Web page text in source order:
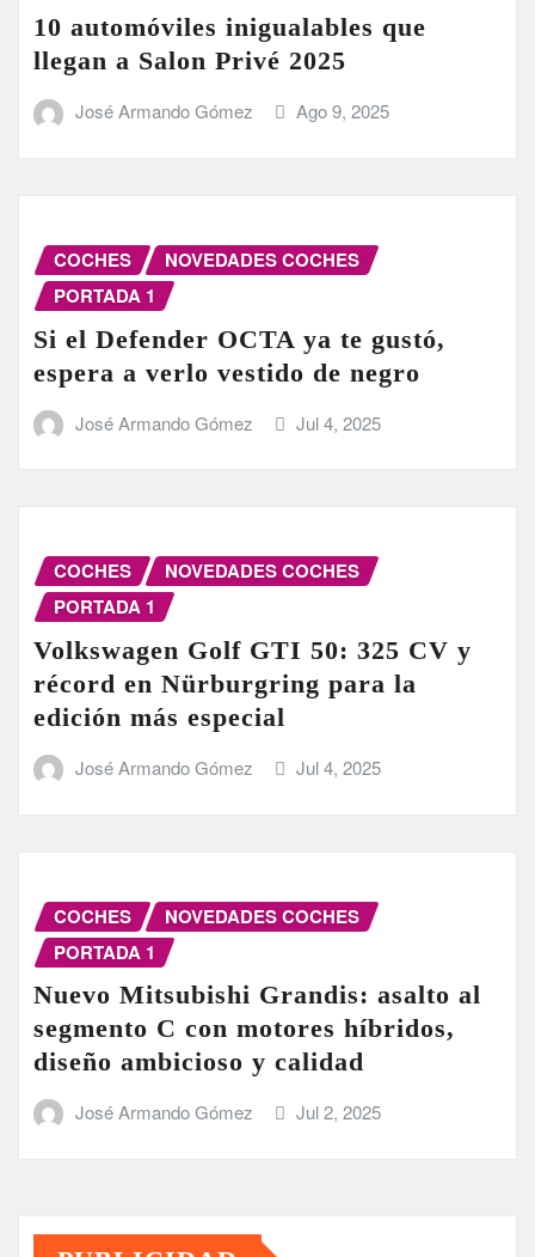
10 automóviles inigualables que
llegan a Salon Privé 2025
José Armando Gómez Ago 9, 2025
COCHES
NOVEDADES COCHES
PORTADA 1
Si el Defender OCTA ya te gustó,
espera a verlo vestido de negro
José Armando Gómez Jul 4, 2025
COCHES
NOVEDADES COCHES
PORTADA 1
Volkswagen Golf GTI 50: 325 CV y
récord en Nürburgring para la
edición más especial
José Armando Gómez Jul 4, 2025
COCHES
NOVEDADES COCHES
PORTADA 1
Nuevo Mitsubishi Grandis: asalto al
segmento C con motores híbridos,
diseño ambicioso y calidad
José Armando Gómez Jul 2, 2025